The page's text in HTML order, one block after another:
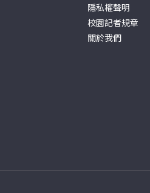
隱私權聲明
校園記者規章
關於我們